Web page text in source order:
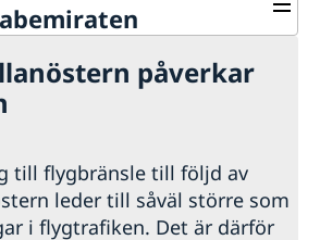
i Förenade
råkar ut för en olycka
för vuxna
företag
påverkar
till flygbränsle till följd av
leder till såväl större som
i flygtrafiken. Det är därför